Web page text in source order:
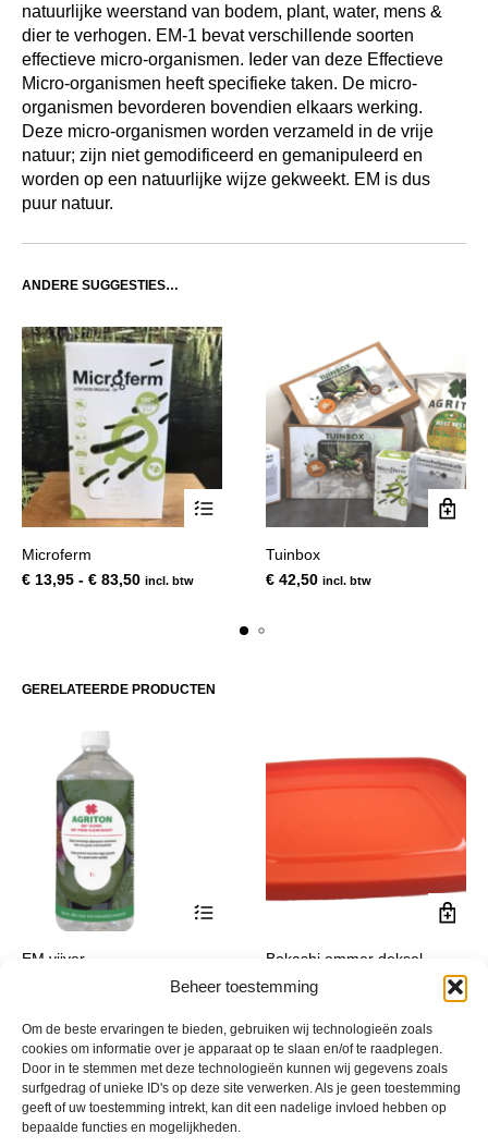
Beheer toestemming
Om de beste ervaringen te bieden, gebruiken wij technologieën zoals
cookies om informatie over je apparaat op te slaan en/of te raadplegen.
Door in te stemmen met deze technologieën kunnen wij gegevens zoals
surfgedrag of unieke ID's op deze site verwerken. Als je geen toestemming
geeft of uw toestemming intrekt, kan dit een nadelige invloed hebben op
bepaalde functies en mogelijkheden.
natuurlijke weerstand van bodem, plant, water, mens &
dier te verhogen. EM-1 bevat verschillende soorten
effectieve micro-organismen. Ieder van deze Effectieve
Micro-organismen heeft specifieke taken. De micro-
organismen bevorderen bovendien elkaars werking.
Deze micro-organismen worden verzameld in de vrije
natuur; zijn niet gemodificeerd en gemanipuleerd en
worden op een natuurlijke wijze gekweekt. EM is dus
puur natuur.
ANDERE SUGGESTIES…
heeft
variaties.
optie
Microferm
€ 13,95 - € 83,50Prijsklasse:
incl. btw
Tuinbox
€ 42,50 incl. btw
GERELATEERDE PRODUCTEN
heeft
variaties.
Deze
optie
kan
gekozen
EM vijver
Prijsklasse:
tot
€ 34,25
incl. btw
Bokashi emmer deksel
€15,95